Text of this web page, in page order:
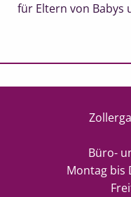
für Eltern von Babys
Büro-
Montag bis